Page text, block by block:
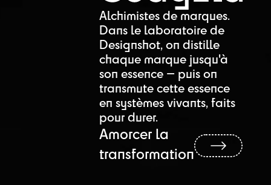
Alchimistes de marques.
Dans le laboratoire de
Designshot, on distille
chaque marque jusqu'à
son essence — puis on
transmute cette essence
en systèmes vivants, faits
pour durer.
Amorcer la
transformation